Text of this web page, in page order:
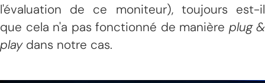
l'évaluation de ce moniteur), toujours est-il
que cela n'a pas fonctionné de manière plug &
playdans notre cas.